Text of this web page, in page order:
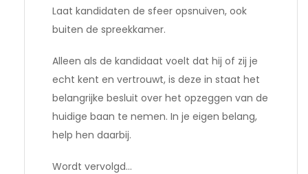
Laat kandidaten de sfeer opsnuiven, ook
buiten de spreekkamer.
Alleen als de kandidaat voelt dat hij of zij je
echt kent en vertrouwt, is deze in staat het
belangrijke besluit over het opzeggen van de
huidige baan te nemen. In je eigen belang,
help hen daarbij.
Wordt vervolgd…